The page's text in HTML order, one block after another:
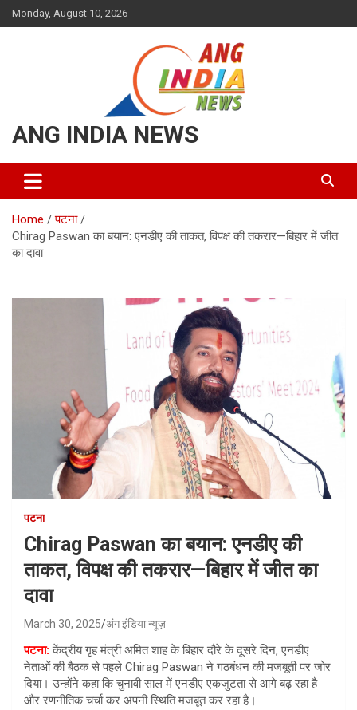
Skip
to
Monday, August 10, 2026
ANG INDIA NEWS
Home
पटना
Chirag Paswan का बयान: एनडीए की ताकत, विपक्ष की तकरार—बिहार में जीत
का दावा
पटना
Chirag Paswan का बयान: एनडीए की
ताकत, विपक्ष की तकरार—बिहार में जीत का
दावा
March 30, 2025 अंग इंडिया न्यूज़
पटना: केंद्रीय गृह मंत्री अमित शाह के बिहार दौरे के दूसरे दिन, एनडीए
नेताओं की बैठक से पहले Chirag Paswan ने गठबंधन की मजबूती पर जोर
दिया। उन्होंने कहा कि चुनावी साल में एनडीए एकजुटता से आगे बढ़ रहा है
और रणनीतिक चर्चा कर अपनी स्थिति मजबूत कर रहा है।